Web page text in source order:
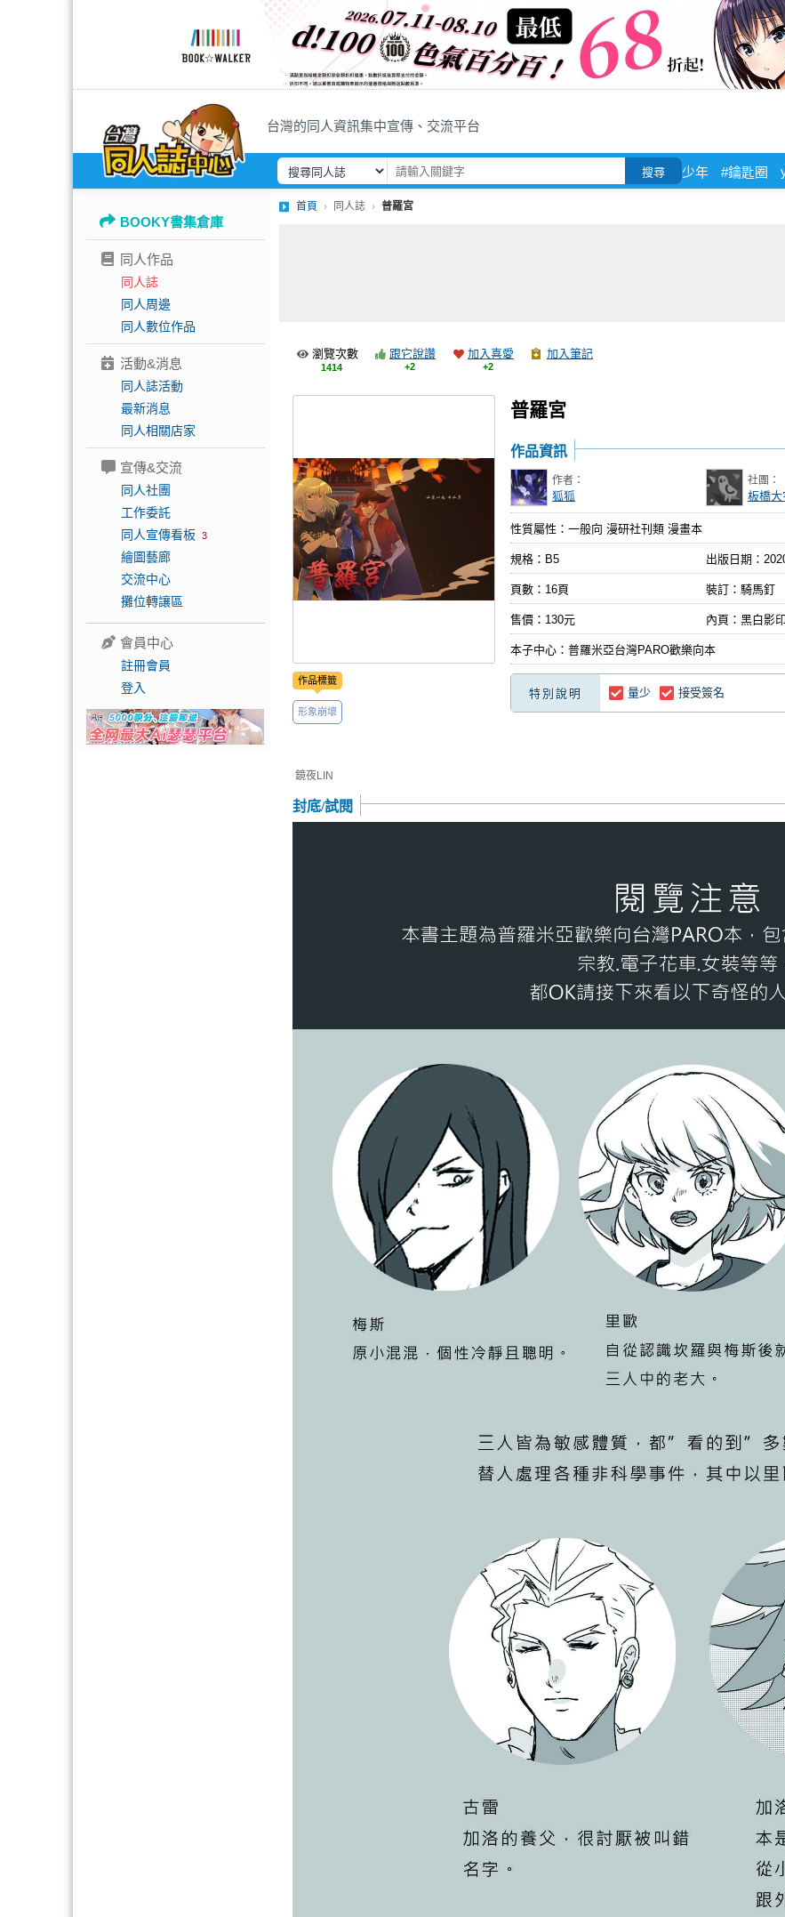
台灣的同人資訊集中宣傳、交流平台
搜尋 少年 #鑰匙圈
BOOKY書集倉庫
同人作品
同人誌
同人周邊
同人數位作品
活動&消息
同人誌活動
最新消息
同人相關店家
宣傳&交流
同人社團
工作委託
同人宣傳看板 3
繪圖藝廊
交流中心
攤位轉讓區
會員中心
註冊會員
登入
首頁 同人誌 普羅宮
瀏覽次數
1414
跟它說讚
+2
加入喜愛
+2
加入筆記
普羅宮
作品標籤
形象崩壞
作品資訊
作者：
狐狐
社團：
板橋大
性質屬性：一般向 漫研社刊類 漫畫本
規格：B5 出版日期：
頁數：16頁 裝訂：騎馬釘
售價：130元 內頁：黑白影印
本子中心：普羅米亞台灣PARO歡樂向本
特別說明 量少 接受簽名
鏡夜LIN
封底/試閱